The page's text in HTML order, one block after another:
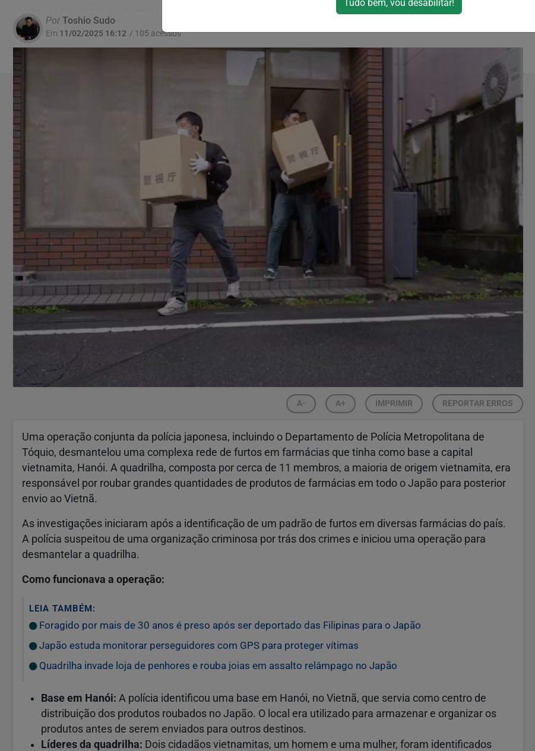
PorToshio Sudo
Em 11/02/2025 16:12 / 105 acessos
A- A+ IMPRIMIR REPORTAR ERROS
Uma operação conjunta da polícia japonesa, incluindo o Departamento de Polícia Metropolitana de
Tóquio, desmantelou uma complexa rede de furtos em farmácias que tinha como base a capital
vietnamita, Hanói. A quadrilha, composta por cerca de 11 membros, a maioria de origem vietnamita, era
responsável por roubar grandes quantidades de produtos de farmácias em todo o Japão para posterior
envio ao Vietnã.
As investigações iniciaram após a identificação de um padrão de furtos em diversas farmácias do país.
A polícia suspeitou de uma organização criminosa por trás dos crimes e iniciou uma operação para
desmantelar a quadrilha.
Como funcionava a operação:
LEIA TAMBÉM:
Foragido por mais de 30 anos é preso após ser deportado das Filipinas para o Japão
Japão estuda monitorar perseguidores com GPS para proteger vítimas
Quadrilha invade loja de penhores e rouba joias em assalto relâmpago no Japão
Base em Hanói: A polícia identificou uma base em Hanói, no Vietnã, que servia como centro de
distribuição dos produtos roubados no Japão. O local era utilizado para armazenar e organizar os
produtos antes de serem enviados para outros destinos.
Líderes da quadrilha: Dois cidadãos vietnamitas, um homem e uma mulher, foram identificados
Tudo bem, vou desabilitar!